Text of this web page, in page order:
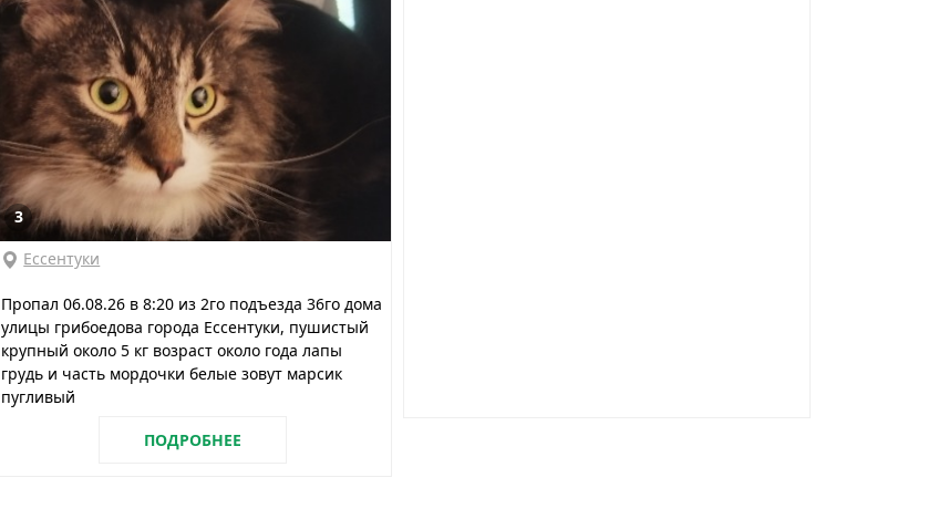
3
Ессентуки
Пропал 06.08.26 в 8:20 из 2го подъезда 36го дома
улицы грибоедова города Ессентуки, пушистый
крупный около 5 кг возраст около года лапы
грудь и часть мордочки белые зовут марсик
пугливый
ПОДРОБНЕЕ